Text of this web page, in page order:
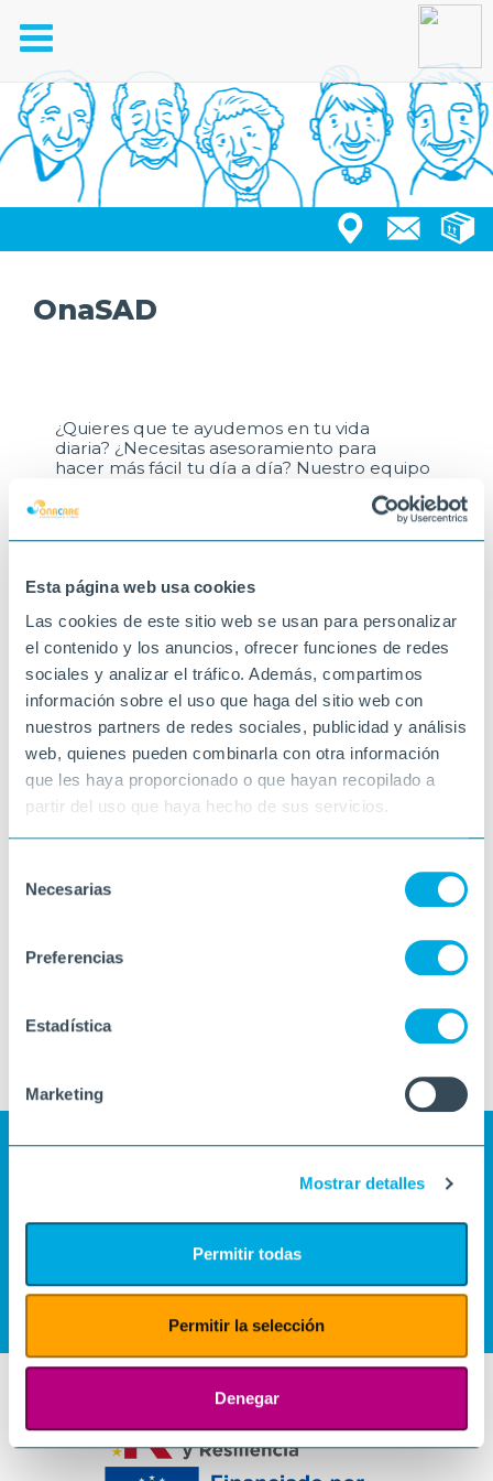
Esta página web usa cookies
Las cookies de este sitio web se usan para personalizar
el contenido y los anuncios, ofrecer funciones de redes
sociales y analizar el tráfico. Además, compartimos
información sobre el uso que haga del sitio web con
nuestros partners de redes sociales, publicidad y análisis
web, quienes pueden combinarla con otra información
que les haya proporcionado o que hayan recopilado a
partir del uso que haya hecho de sus servicios.
Necesarias
Preferencias
Estadística
Marketing
Mostrar detalles
Permitir todas
Permitir la selección
Denegar
Toggle
navigation
OnaSAD
¿Quieres que te ayudemos en tu vida
diaria? ¿Necesitas asesoramiento para
hacer más fácil tu día a día? Nuestro equipo
domiciliaria está formado y preparado para
contacto con nosotros llamando al
12-03-2025
SANT ADRIÀ, BESÒS MINA